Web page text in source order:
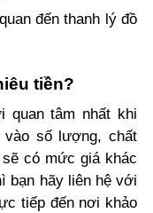
đến thanh lý đồ
tiền?
quan tâm nhất khi
vào số lượng, chất
có mức giá khác
bạn hãy liên hệ với
tiếp đến nơi khảo